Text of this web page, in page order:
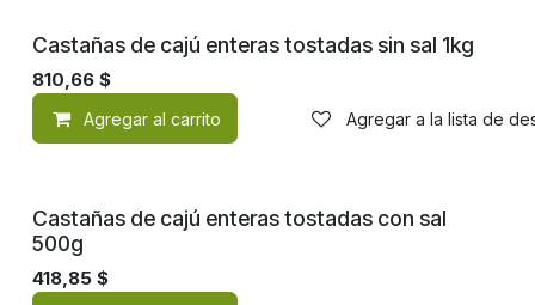
Castañas de cajú enteras tostadas sin sal 1kg
810,66 $
Agregar al carrito Agregar a la lista de
Castañas de cajú enteras tostadas con sal
500g
418,85 $